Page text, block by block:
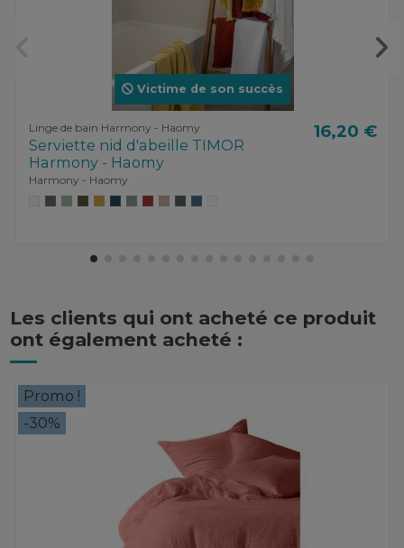
Victime de son succès
Linge de bain Harmony - Haomy
Serviette nid d'abeille TIMOR
Harmony - Haomy
Harmony - Haomy
16,20 €
Les clients qui ont acheté ce produit
ont également acheté :
Promo !
-30%